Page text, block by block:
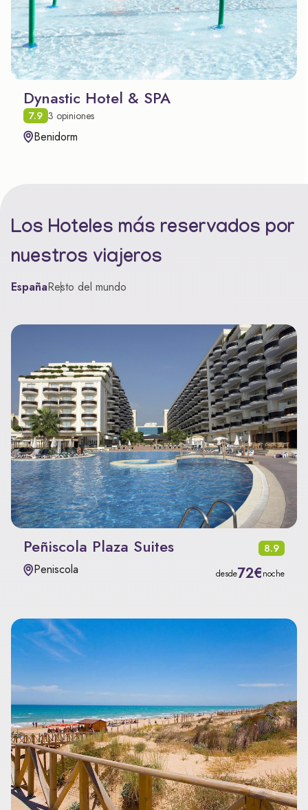
Dynastic Hotel & SPA
7.9 3 opiniones
Benidorm
Los Hoteles más reservados por
nuestros viajeros
EspañaResto del mundo
Peñiscola Plaza Suites 8.9
Peniscola desde72€noche